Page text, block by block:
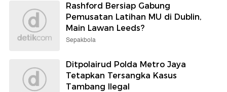
Rashford Bersiap Gabung
Pemusatan Latihan MU di Dublin,
Main Lawan Leeds?
Sepakbola
Ditpolairud Polda Metro Jaya
Tetapkan Tersangka Kasus
Tambang Ilegal